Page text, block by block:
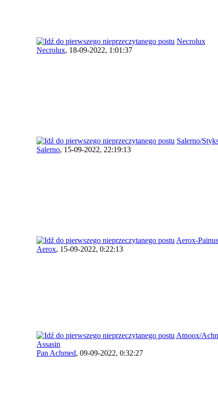
Necrolux
Necrolux, 18-09-2022, 1:01:37
Salerno/
Salerno, 15-09-2022, 22:19:13
Aerox-Painus
Aerox, 15-09-2022, 0:22:13
Atnoox/
Assasin
Pan Achmed, 09-09-2022, 0:32:27